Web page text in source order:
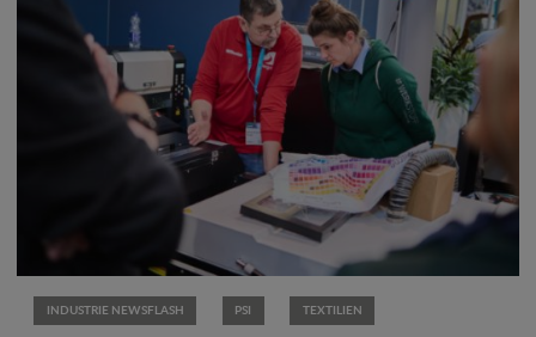
INDUSTRIE NEWSFLASH PSI TEXTILIEN